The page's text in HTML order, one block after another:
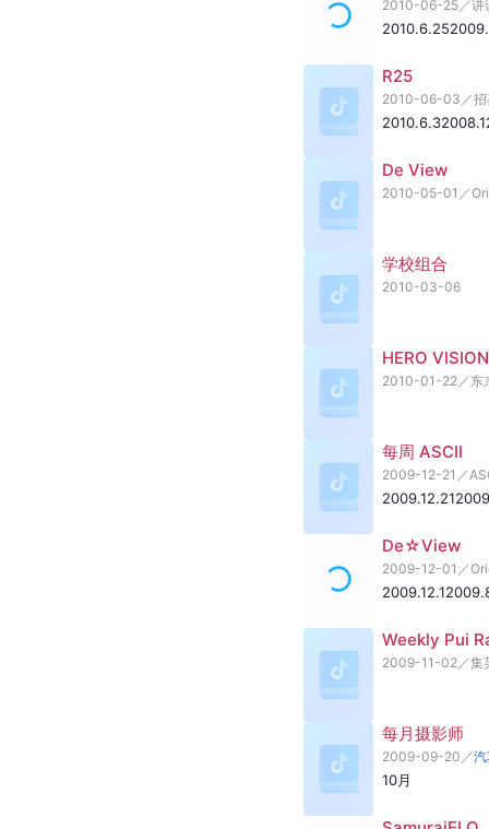
2010-06-25／讲
2010.6.25
R25
2010-06-03 ／
2010.6.3
De View
2010-05-01 ／
学校组合
2010-03-06
HERO VISION
2010-01-22／ 东
每周 ASCII
2009-12-21 ／
2009.12.21
De☆View
2009-12-01 ／
2009.12.1
Weekly Pui
2009-11-02／集
每月摄影师
2009-09-20 ／
10月